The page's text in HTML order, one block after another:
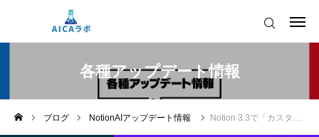
各種アップデート情報
ブログ NotionAIアップデート情報 Notion 3.3で「カスタムエージェント」登場──24時間働く“AIチームメイト”が業務を自動化
AICAをご契約の皆様へ